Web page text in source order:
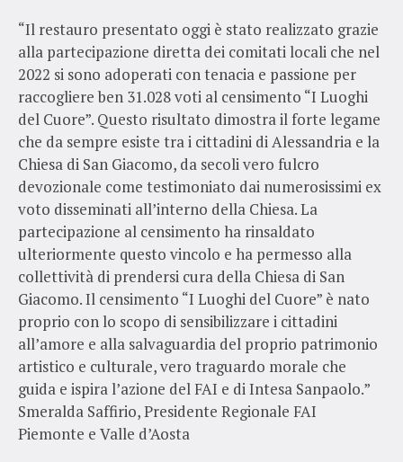
“Il restauro presentato oggi è stato realizzato grazie
alla partecipazione diretta dei comitati locali che nel
2022 si sono adoperati con tenacia e passione per
raccogliere ben 31.028 voti al censimento “I Luoghi
del Cuore”. Questo risultato dimostra il forte legame
che da sempre esiste tra i cittadini di Alessandria e la
Chiesa di San Giacomo, da secoli vero fulcro
devozionale come testimoniato dai numerosissimi ex
voto disseminati all’interno della Chiesa. La
partecipazione al censimento ha rinsaldato
ulteriormente questo vincolo e ha permesso alla
collettività di prendersi cura della Chiesa di San
Giacomo. Il censimento “I Luoghi del Cuore” è nato
proprio con lo scopo di sensibilizzare i cittadini
all’amore e alla salvaguardia del proprio patrimonio
artistico e culturale, vero traguardo morale che
guida e ispira l’azione del FAI e di Intesa Sanpaolo.”
Smeralda Saffirio, Presidente Regionale FAI
Piemonte e Valle d’Aosta